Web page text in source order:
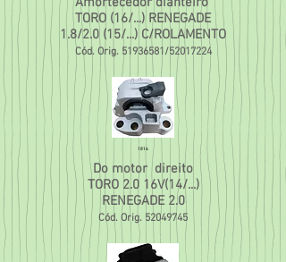
TORO (16/...) RENEGADE
1.8/2.0 (15/...) C/ROLAMENTO
Cód. Orig. 51936581/52017224
1816
Do motor direito
TORO 2.0 16V(14/...)
RENEGADE 2.0
Cód. Orig. 52049745